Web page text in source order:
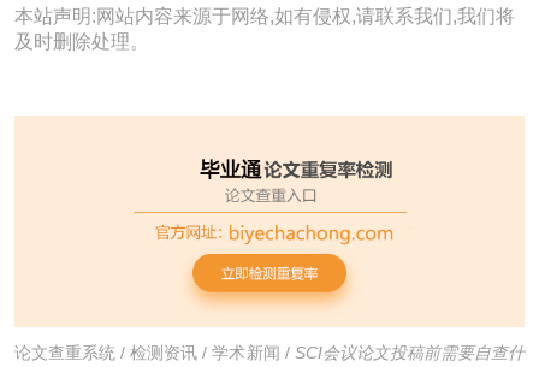
本站声明:网站内容来源于网络,如有侵权,请联系我们,我们将
及时删除处理。
论文查重系统 /检测资讯 /学术新闻 / SCI会议论文投稿前需要自查什